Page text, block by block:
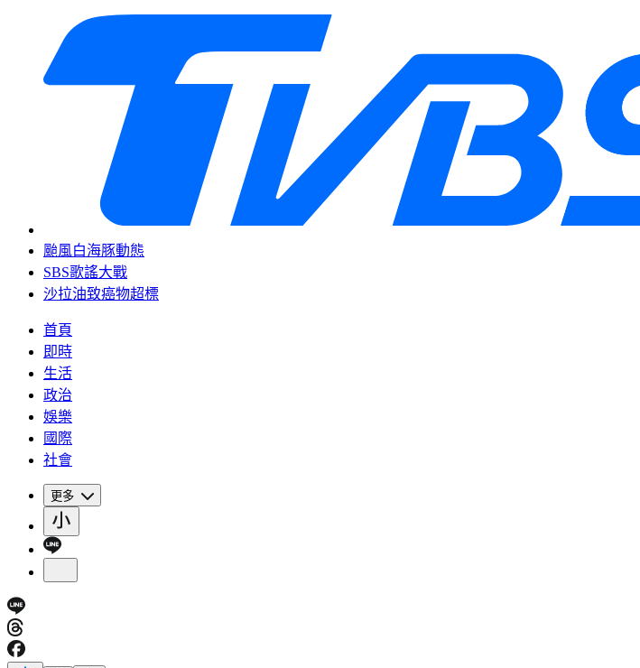
颱風白海豚動態
SBS歌謠大戰
沙拉油致癌物超標
首頁
即時
生活
政治
娛樂
國際
社會
更多